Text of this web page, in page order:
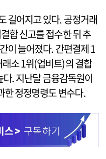
길어지고 있다. 공정거래
합 신고를 접수한 뒤 추
이 늘어졌다. 간편결제 1
소 1위(업비트)의 결합
다. 지난달 금융감독원이
한 정정명령도 변수다.